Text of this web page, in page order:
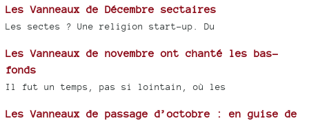
Les Vanneaux de Décembre sectaires
Les sectes ? Une religion start-up. Du
Les Vanneaux de novembre ont chanté les bas-
fonds
Il fut un temps, pas si lointain, où les
Les Vanneaux de passage d’octobre : en guise de